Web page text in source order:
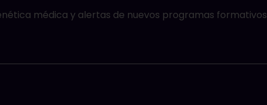
médica y alertas de nuevos programas formativos